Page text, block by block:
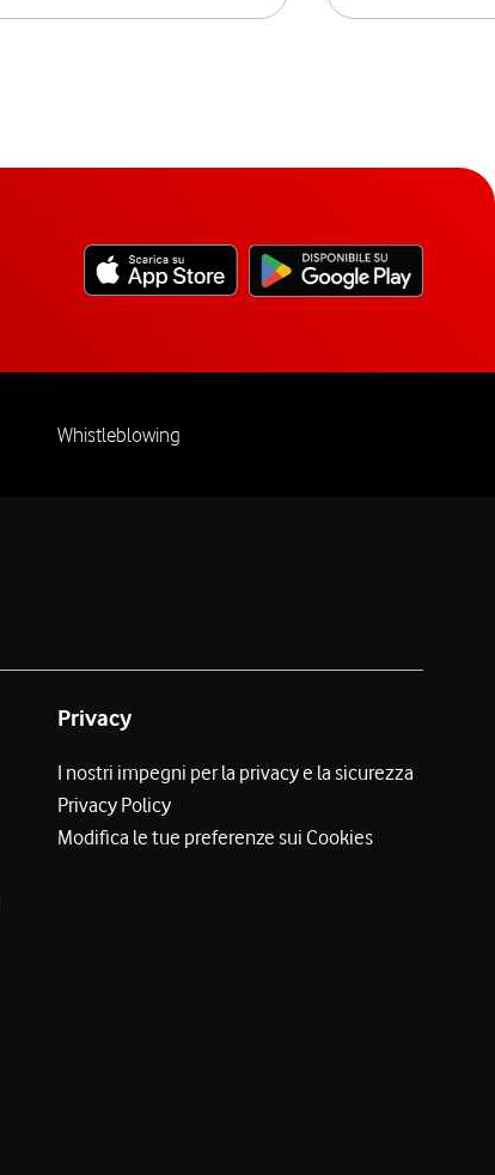
Whistleblowing
Privacy
I nostri impegni per la privacy e la sicurezza
Privacy Policy
Modifica le tue preferenze sui Cookies